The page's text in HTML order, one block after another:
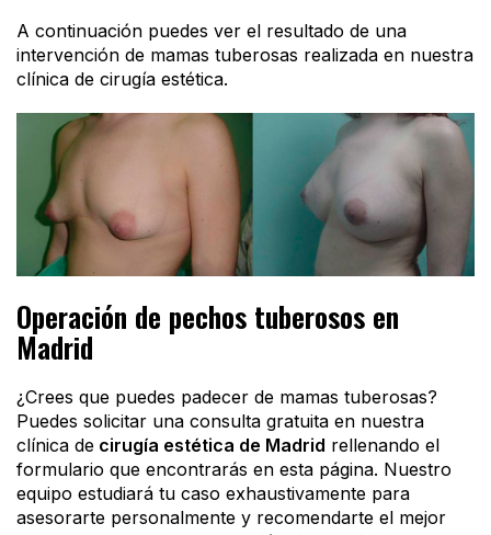
A continuación puedes ver el resultado de una
intervención de mamas tuberosas realizada en nuestra
clínica de cirugía estética.
Operación de pechos tuberosos en
Madrid
¿Crees que puedes padecer de mamas tuberosas?
Puedes solicitar una consulta gratuita en nuestra
clínica de cirugía estética de Madrid rellenando el
formulario que encontrarás en esta página. Nuestro
equipo estudiará tu caso exhaustivamente para
asesorarte personalmente y recomendarte el mejor